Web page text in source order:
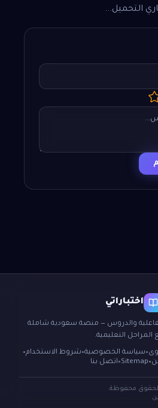
التحميل...
اختباراتي
والدروس — منصة سعودية شاملة
المراحل التعليمية.
● سياسة الخصوصية● شروط الاستخدام●
●
Sitemap
● اتصل بنا